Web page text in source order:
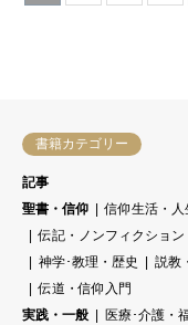
書籍カテゴリー
記事
聖書・信仰
信仰生活・人
伝記・ノンフィクション
神学･教理・歴史
説教
伝道・信仰入門
実践・一般
医療･介護・